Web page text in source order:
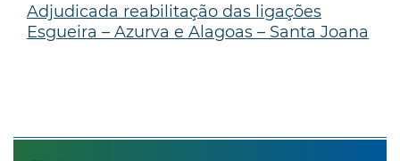
Adjudicada reabilitação das ligações
Esgueira – Azurva e Alagoas – Santa Joana